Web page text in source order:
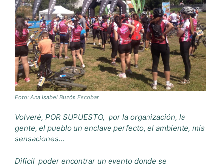
Foto: Ana Isabel Buzón Escobar
Volveré, POR SUPUESTO, por la organización, la
gente, el pueblo un enclave perfecto, el ambiente, mis
sensaciones…
Difícil poder encontrar un evento donde se